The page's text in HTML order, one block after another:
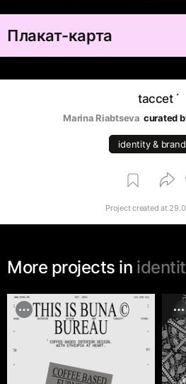
Плакат-карта
taccet ˙‎
Marina Riabtseva curated
identity &
Project created at
More projects in